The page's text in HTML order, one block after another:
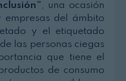
, una ocasión
del ámbito
y el etiquetado
las personas ciegas
que tiene el
de consumo